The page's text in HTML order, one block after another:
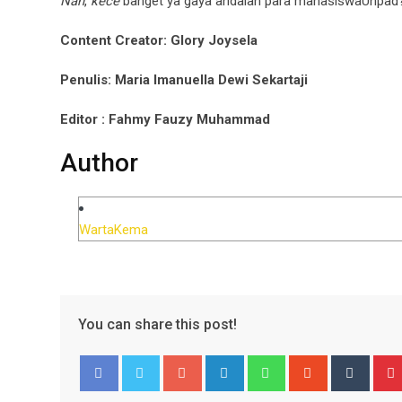
Content Creator: Glory Joysela
Penulis: Maria Imanuella Dewi Sekartaji
Editor : Fahmy Fauzy Muhammad
Author
WartaKema
You can share this post!
Google+ LinkedIn WhatsappStumbleUpon
Tumblr